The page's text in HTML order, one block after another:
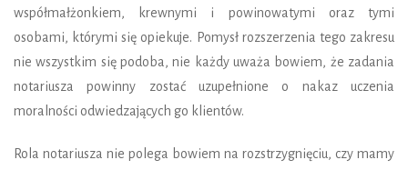
współmałżonkiem, krewnymi i powinowatymi oraz tymi
osobami, którymi się opiekuje. Pomysł rozszerzenia tego zakresu
nie wszystkim się podoba, nie każdy uważa bowiem, że zadania
notariusza powinny zostać uzupełnione o nakaz uczenia
moralności odwiedzających go klientów.
Rola notariusza nie polega bowiem na rozstrzygnięciu, czy mamy